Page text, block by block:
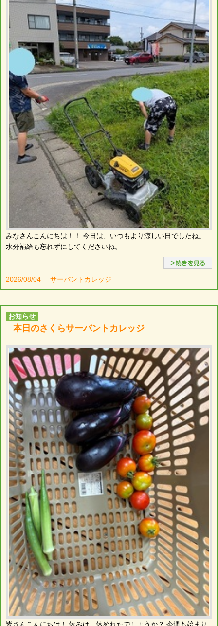
みなさんこんにちは！！ 今日は、いつもより涼しい日でしたね。
水分補給も忘れずにしてくださいね。
2026/08/04 サーバントカレッジ
お知らせ
本日のさくらサーバントカレッジ
皆さんこんにちは！ 休みは、休めれたでしょうか？ 今週も始まり